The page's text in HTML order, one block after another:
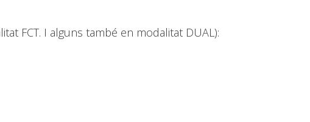
FCT. I alguns també en modalitat DUAL):